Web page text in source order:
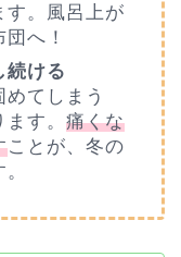
す。風呂上が
へ！
続ける
てしまう
す。 痛くな
ことが、冬の